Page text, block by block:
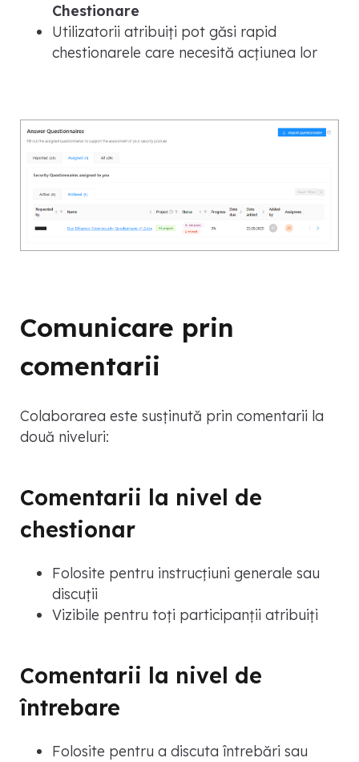
Chestionare
Utilizatorii atribuiți pot găsi rapid
chestionarele care necesită acțiunea lor
Comunicare prin
comentarii
Colaborarea este susținută prin comentarii la
două niveluri:
Comentarii la nivel de
chestionar
Folosite pentru instrucțiuni generale sau
discuții
Vizibile pentru toți participanții atribuiți
Comentarii la nivel de
întrebare
Folosite pentru a discuta întrebări sau